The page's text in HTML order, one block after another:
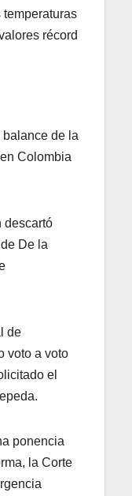
récord
de la
Colombia
descartó
De la
de
voto a voto
el
ponencia
la Corte